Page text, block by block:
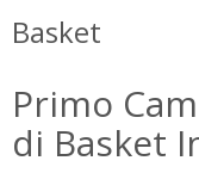
Basket
Primo
di Basket